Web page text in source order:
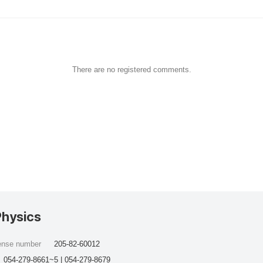
There are no registered comments.
number
205-82-60012
054-279-8661~5 | 054-279-8679